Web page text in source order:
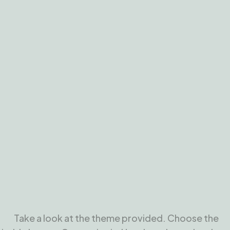
Take a look at the theme provided. Choose the